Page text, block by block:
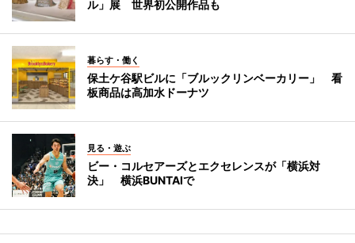
ル」展 世界初公開作品も
暮らす・働く
保土ケ谷駅ビルに「ブルックリンベーカリー」 看
板商品は高加水ドーナツ
見る・遊ぶ
ビー・コルセアーズとエクセレンスが「横浜対
決」 横浜BUNTAIで